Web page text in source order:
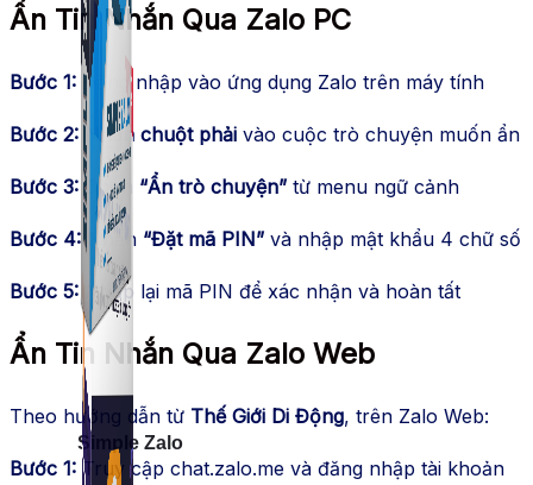
Simple Zalo
Ẩn Tin Nhắn Qua Zalo PC
Bước 1: Đăng nhập vào ứng dụng Zalo trên máy tính
Bước 2: Nhấn chuột phải vào cuộc trò chuyện muốn ẩn
Bước 3: Chọn “Ẩn trò chuyện” từ menu ngữ cảnh
Bước 4:Nhấn “Đặt mã PIN” và nhập mật khẩu 4 chữ số
Bước 5: Nhập lại mã PIN để xác nhận và hoàn tất
Ẩn Tin Nhắn Qua Zalo Web
Theo hướng dẫn từ Thế Giới Di Động, trên Zalo Web:
Bước 1: Truy cập chat.zalo.me và đăng nhập tài khoản